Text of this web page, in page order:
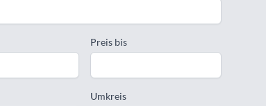
Preis bis
Umkreis